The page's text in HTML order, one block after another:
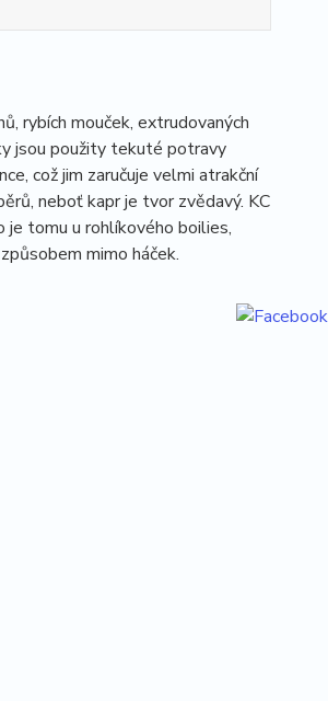
rybích mouček, extrudovaných
jsou použity tekuté potravy
což jim zaručuje velmi atrakční
neboť kapr je tvor zvědavý. KC
je tomu u rohlíkového boilies,
mimo háček.